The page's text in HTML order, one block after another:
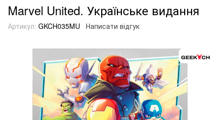
Marvel United. Українське видання
Артикул: GKCH035MU Написати відгук